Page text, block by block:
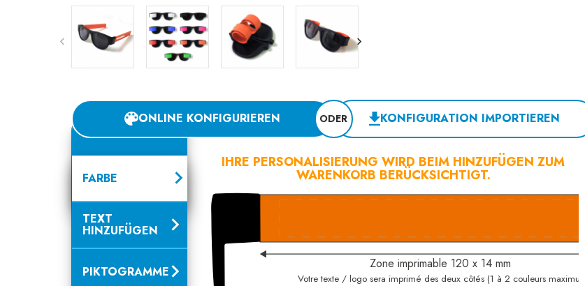
ONLINE KONFIGURIEREN ODER KONFIGURATION IMPORTIEREN
FARBE
TEXT
HINZUFÜGEN
PIKTOGRAMME
IHRE PERSONALISIERUNG WIRD BEIM HINZUFÜGEN ZUM
WARENKORB BERÜCKSICHTIGT.
Zone imprimable 120 x 14 mm
Votre texte / logo sera imprimé des deux côtés (1 à 2 couleurs maximum)